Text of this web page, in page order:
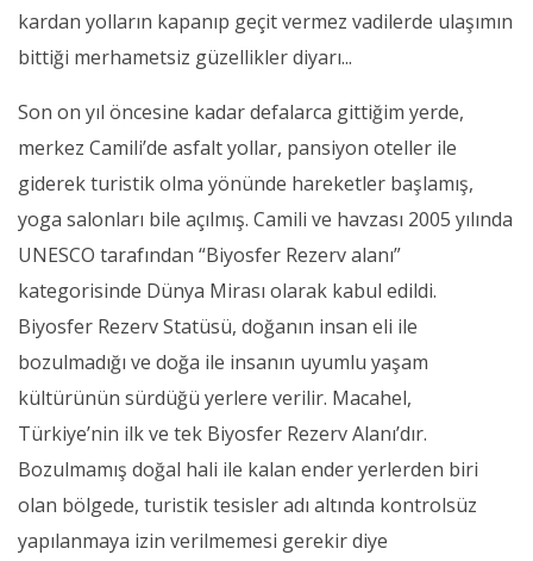
kardan yolların kapanıp geçit vermez vadilerde ulaşımın
bittiği merhametsiz güzellikler diyarı...
Son on yıl öncesine kadar defalarca gittiğim yerde,
merkez Camili’de asfalt yollar, pansiyon oteller ile
giderek turistik olma yönünde hareketler başlamış,
yoga salonları bile açılmış. Camili ve havzası 2005 yılında
UNESCO tarafından “Biyosfer Rezerv alanı”
kategorisinde Dünya Mirası olarak kabul edildi.
Biyosfer Rezerv Statüsü, doğanın insan eli ile
bozulmadığı ve doğa ile insanın uyumlu yaşam
kültürünün sürdüğü yerlere verilir. Macahel,
Türkiye’nin ilk ve tek Biyosfer Rezerv Alanı’dır.
Bozulmamış doğal hali ile kalan ender yerlerden biri
olan bölgede, turistik tesisler adı altında kontrolsüz
yapılanmaya izin verilmemesi gerekir diye